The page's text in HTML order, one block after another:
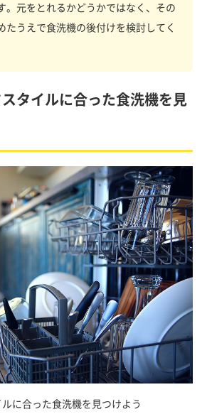
。元をとれるかどうかではなく、その
たうえで食洗機の後付けを検討してく
タイルに合った食洗機を見
に合った食洗機を見つけよう